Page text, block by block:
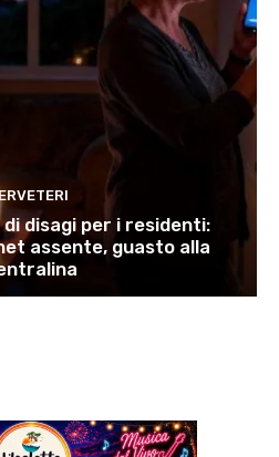
disagi per i residenti:
assente, guasto alla